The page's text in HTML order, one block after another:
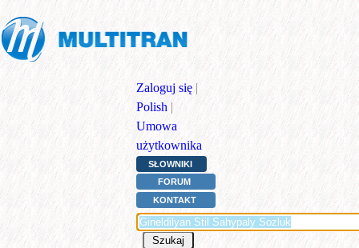
Zaloguj się |
Polish |
Umowa
użytkownika
SŁOWNIKI
FORUM
KONTAKT